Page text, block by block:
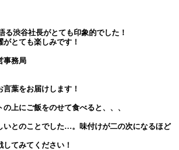
る渋谷社長がとても印象的でした！
とても楽しみです！
事務局
葉をお届けします！
上にご飯をのせて食べると、、、
いとのことでした…。味付けが二の次になるほど
てみてください！